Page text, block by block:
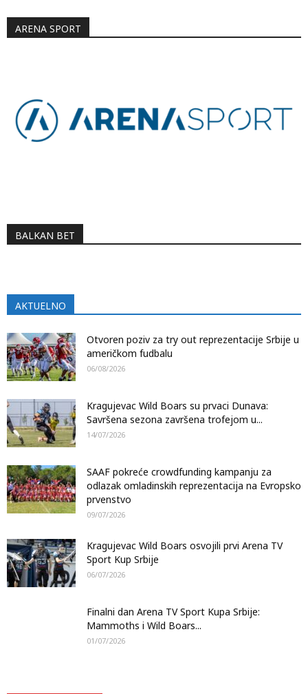
ARENA SPORT
BALKAN BET
AKTUELNO
Otvoren poziv za try out reprezentacije Srbije u
američkom fudbalu
06/08/2026
Kragujevac Wild Boars su prvaci Dunava:
Savršena sezona završena trofejom u...
14/07/2026
SAAF pokreće crowdfunding kampanju za
odlazak omladinskih reprezentacija na Evropsko
prvenstvo
09/07/2026
Kragujevac Wild Boars osvojili prvi Arena TV
Sport Kup Srbije
06/07/2026
Finalni dan Arena TV Sport Kupa Srbije:
Mammoths i Wild Boars...
01/07/2026